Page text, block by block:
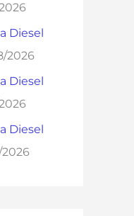
Diesel
2026
Diesel
Diesel